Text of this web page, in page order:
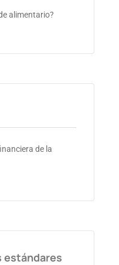
alimentario?
de la
estándares